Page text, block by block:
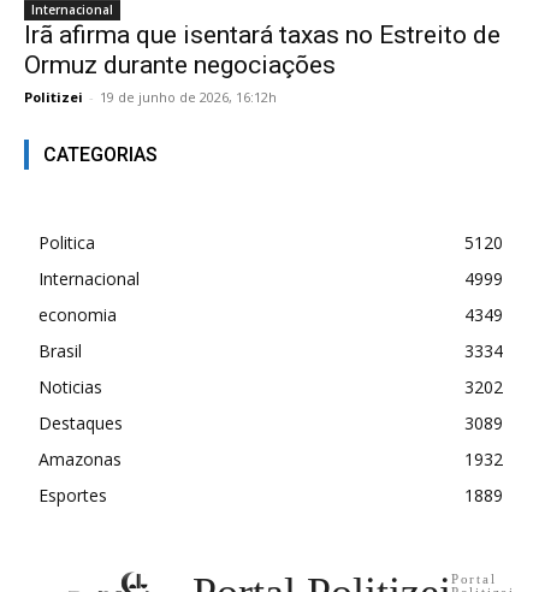
Internacional
Irã afirma que isentará taxas no Estreito de
Ormuz durante negociações
Politizei - 19 de junho de 2026, 16:12h
CATEGORIAS
Politica
5120
Internacional
4999
economia
4349
Brasil
3334
Noticias
3202
Destaques
3089
Amazonas
1932
Esportes
1889
Portal